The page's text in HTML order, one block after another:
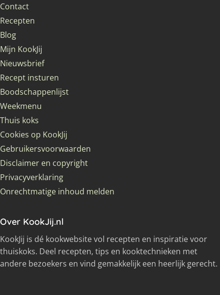
Contact
Recepten
Blog
Mijn KookJij
Nieuwsbrief
Recept insturen
Boodschappenlijst
Weekmenu
Thuis koks
Cookies op KookJij
Gebruikersvoorwaarden
Disclaimer en copyright
Privacyverklaring
Onrechtmatige inhoud melden
Over KookJij.nl
KookJij is dé kookwebsite vol recepten en inspiratie voor
thuiskoks. Deel recepten, tips en kooktechnieken met
andere bezoekers en vind gemakkelijk een heerlijk gerecht.